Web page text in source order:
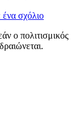
σχόλιο
ο πολιτισμικός